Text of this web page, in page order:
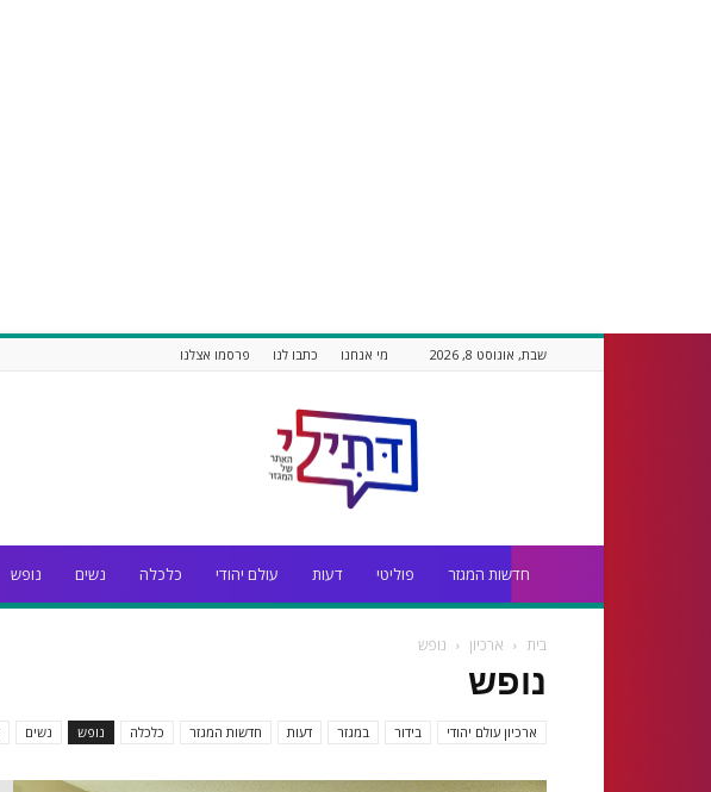
שבת, אוגוסט 8, 2026 מי אנחנו כתבו לנו פרסמו אצלנו
חדשות המגזר פוליטי דעות עולם יהודי כלכלה נשים נופש
בית ארכיון נופש
נופש
ארכיון עולם יהודי בידור במגזר דעות חדשות המגזר כלכלה נופש נשים